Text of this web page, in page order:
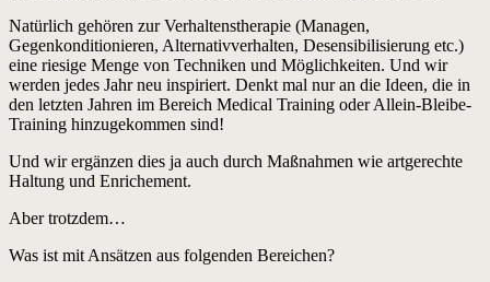
Natürlich gehören zur Verhaltenstherapie (Managen,
Gegenkonditionieren, Alternativverhalten, Desensibilisierung etc.)
eine riesige Menge von Techniken und Möglichkeiten. Und wir
werden jedes Jahr neu inspiriert. Denkt mal nur an die Ideen, die in
den letzten Jahren im Bereich Medical Training oder Allein-Bleibe-
Training hinzugekommen sind!
Und wir ergänzen dies ja auch durch Maßnahmen wie artgerechte
Haltung und Enrichement.
Aber trotzdem…
Was ist mit Ansätzen aus folgenden Bereichen?